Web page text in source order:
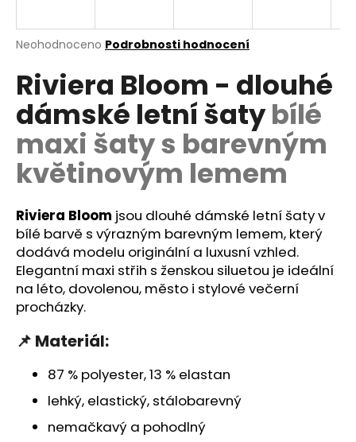
Průměrné
produktu
je
0,0
z
5
hvězdiček.
Neohodnoceno Podrobnosti hodnocení
Riviera Bloom - dlouhé
dámské letní šatybílé
maxi šaty s barevným
květinovým lemem
Riviera Bloom jsou dlouhé dámské letní šaty v
bílé barvě s výrazným barevným lemem, který
dodává modelu originální a luxusní vzhled.
Elegantní maxi střih s ženskou siluetou je ideální
na léto, dovolenou, město i stylové večerní
procházky.
📌 Materiál:
87 % polyester, 13 % elastan
lehký, elastický, stálobarevný
nemačkavý a pohodlný
j
t
?
HLEDAT
D
o
p
o
u